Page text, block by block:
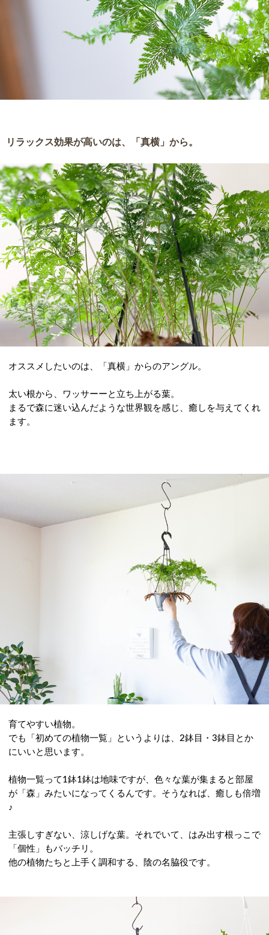
リラックス効果が高いのは、「真横」から。
オススメしたいのは、「真横」からのアングル。
太い根から、ワッサーーと立ち上がる葉。
まるで森に迷い込んだような世界観を感じ、癒しを与えてくれ
ます。
育てやすい植物。
でも「初めての植物一覧」というよりは、2鉢目・3鉢目とか
にいいと思います。
植物一覧って1鉢1鉢は地味ですが、色々な葉が集まると部屋
が「森」みたいになってくるんです。そうなれば、癒しも倍増
♪
主張しすぎない、涼しげな葉。それでいて、はみ出す根っこで
「個性」もバッチリ。
他の植物たちと上手く調和する、陰の名脇役です。